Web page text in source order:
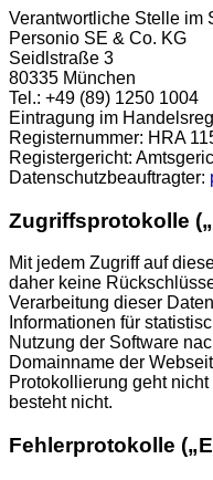
Verantwortliche Stelle im
Personio SE & Co. KG
Seidlstraße 3
80335 München
Tel.: +49 (89) 1250 1004
Eintragung im
Registernummer: HRA
Registergericht:
Datenschutzbeauftragter:
Zugriffsprotokolle
Mit jedem Zugriff auf
daher keine
Verarbeitung dieser
Informationen für
Nutzung der Software
Domainname der
Protokollierung geht
besteht nicht.
Fehlerprotokolle